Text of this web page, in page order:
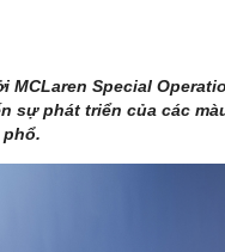
MCLaren Special
sự phát triển của các